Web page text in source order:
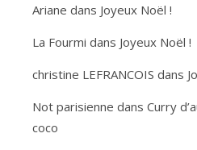
Ariane dans Joyeux Noël !
La Fourmi dans Joyeux Noël !
christine LEFRANCOIS dans
Not parisienne dans Curry
coco